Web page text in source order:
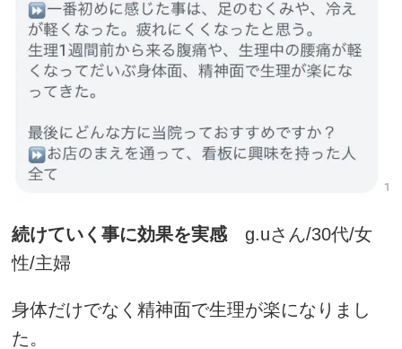
続けていく事に効果を実感g.uさん/30代/女
性/主婦
身体だけでなく精神面で生理が楽になりまし
た。